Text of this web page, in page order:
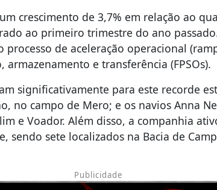
crescimento de 3,7% em relação ao
ao primeiro trimestre do ano
de aceleração operacional
e transferência (FPSOs).
significativamente para este recorde
no campo de Mero; e os navios Anna
e Voador. Além disso, a companhia
sete localizados na Bacia de
Publicidade